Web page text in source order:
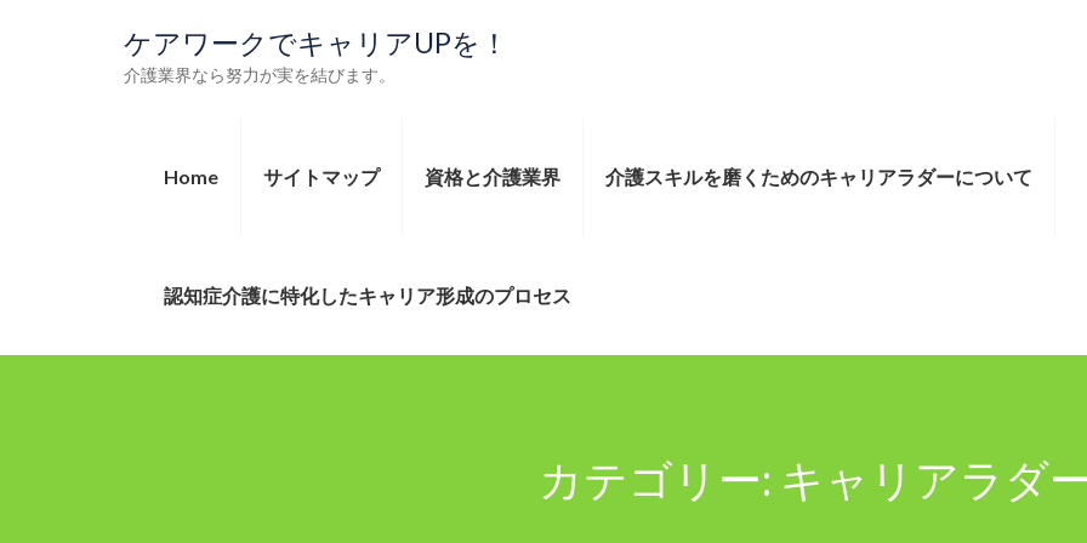
ケアワークでキャリアUPを！
介護業界なら努力が実を結びます。
Home サイトマップ 資格と介護業界 介護スキルを磨くためのキャリアラダーについて
認知症介護に特化したキャリア形成のプロセス
カテゴリー: キャリアラダ